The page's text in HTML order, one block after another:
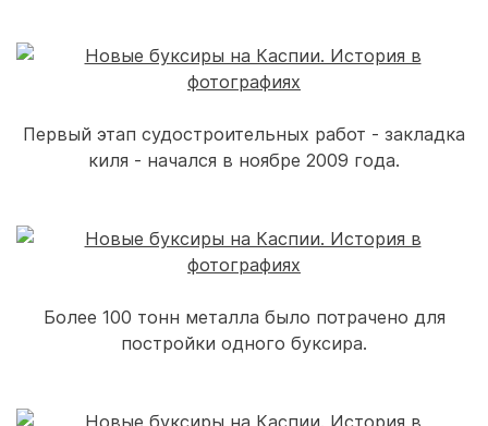
Первый этап судостроительных работ - закладка
киля - начался в ноябре 2009 года.
Более 100 тонн металла было потрачено для
постройки одного буксира.